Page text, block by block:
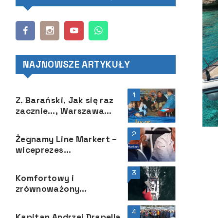
NAJNOWSZE ARTYKUŁY
1
Z. Barański, Jak się raz
zacznie…, Warszawa
2
Żegnamy Line Markert –
wiceprezes
3
Komfortowy i
zrównoważony
4